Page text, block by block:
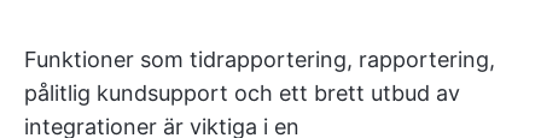
Funktioner som tidrapportering, rapportering,
pålitlig kundsupport och ett brett utbud av
integrationer är viktiga i en